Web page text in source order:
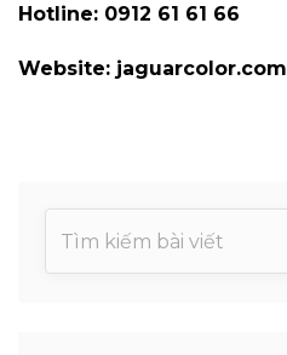
Hotline: 0912 61 61 66
Website: jaguarcolor.com